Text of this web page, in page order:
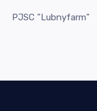
PJSC "Lubnyfarm"